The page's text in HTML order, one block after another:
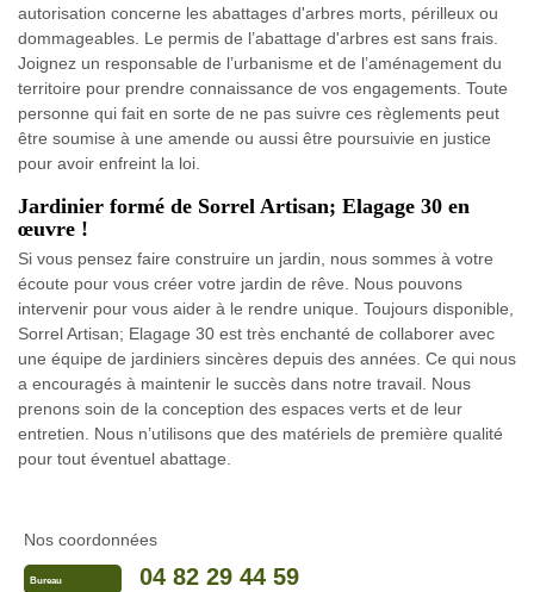
autorisation concerne les abattages d'arbres morts, périlleux ou
dommageables. Le permis de l’abattage d'arbres est sans frais.
Joignez un responsable de l’urbanisme et de l’aménagement du
territoire pour prendre connaissance de vos engagements. Toute
personne qui fait en sorte de ne pas suivre ces règlements peut
être soumise à une amende ou aussi être poursuivie en justice
pour avoir enfreint la loi.
Jardinier formé de Sorrel Artisan; Elagage 30 en
œuvre !
Si vous pensez faire construire un jardin, nous sommes à votre
écoute pour vous créer votre jardin de rêve. Nous pouvons
intervenir pour vous aider à le rendre unique. Toujours disponible,
Sorrel Artisan; Elagage 30 est très enchanté de collaborer avec
une équipe de jardiniers sincères depuis des années. Ce qui nous
a encouragés à maintenir le succès dans notre travail. Nous
prenons soin de la conception des espaces verts et de leur
entretien. Nous n’utilisons que des matériels de première qualité
pour tout éventuel abattage.
Nos coordonnées
Bureau 04 82 29 44 59